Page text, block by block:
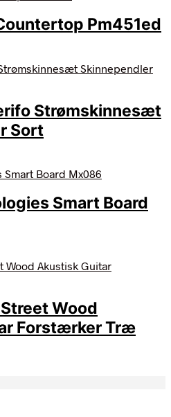
Pm451ed
Strømskinnesæt
Sort
Smart Board
Wood
Forstærker Træ